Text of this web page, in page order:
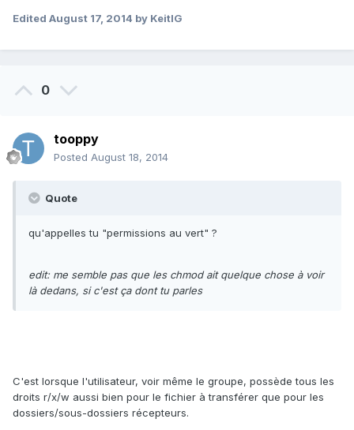
Edited August 17, 2014 by KeitIG
0
tooppy
Posted August 18, 2014
Quote
qu'appelles tu "permissions au vert" ?
edit: me semble pas que les chmod ait quelque chose à voir
là dedans, si c'est ça dont tu parles
C'est lorsque l'utilisateur, voir même le groupe, possède tous les
droits r/x/w aussi bien pour le fichier à transférer que pour les
dossiers/sous-dossiers récepteurs.